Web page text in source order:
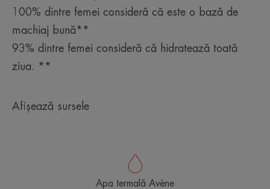
100% dintre femei consideră că este o bază de
machiaj bună**
93% dintre femei consideră că hidratează toată
ziua. **
Afișează sursele
Apa termală Avène